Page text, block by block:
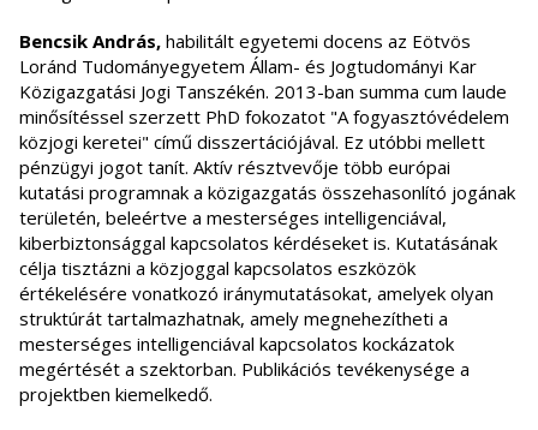
Bencsik András, habilitált egyetemi docens az Eötvös
Loránd Tudományegyetem Állam- és Jogtudományi Kar
Közigazgatási Jogi Tanszékén. 2013-ban summa cum laude
minősítéssel szerzett PhD fokozatot "A fogyasztóvédelem
közjogi keretei" című disszertációjával. Ez utóbbi mellett
pénzügyi jogot tanít. Aktív résztvevője több európai
kutatási programnak a közigazgatás összehasonlító jogának
területén, beleértve a mesterséges intelligenciával,
kiberbiztonsággal kapcsolatos kérdéseket is. Kutatásának
célja tisztázni a közjoggal kapcsolatos eszközök
értékelésére vonatkozó iránymutatásokat, amelyek olyan
struktúrát tartalmazhatnak, amely megnehezítheti a
mesterséges intelligenciával kapcsolatos kockázatok
megértését a szektorban. Publikációs tevékenysége a
projektben kiemelkedő.